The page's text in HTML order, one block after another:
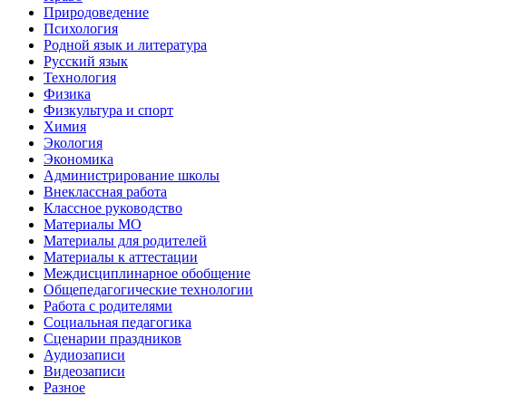
Природоведение
Психология
Родной язык и литература
Русский язык
Технология
Физика
Физкультура и спорт
Химия
Экология
Экономика
Администрирование школы
Внеклассная работа
Классное руководство
Материалы МО
Материалы для родителей
Материалы к аттестации
Междисциплинарное обобщение
Общепедагогические технологии
Работа с родителями
Социальная педагогика
Сценарии праздников
Аудиозаписи
Видеозаписи
Разное